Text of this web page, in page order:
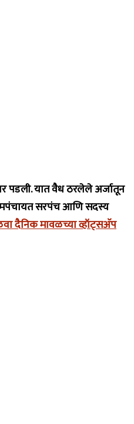
पडली. यात वैध ठरलेले अर्जातून
सरपंच आणि सदस्य
दैनिक मावळच्या व्हॉट्सअ‍ॅप